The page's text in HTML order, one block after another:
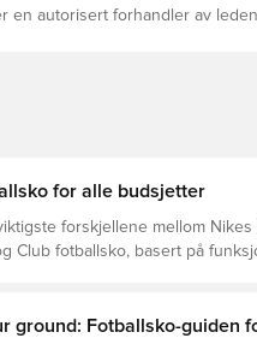
en autorisert forhandler av
for alle budsjetter
forskjellene mellom Nikes
Club fotballsko, basert på
ground: Fotballsko-guiden